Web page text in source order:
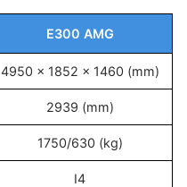
E300 AMG
4950 x 1852 x 1460 (mm)
2939 (mm)
1750/630 (kg)
I4